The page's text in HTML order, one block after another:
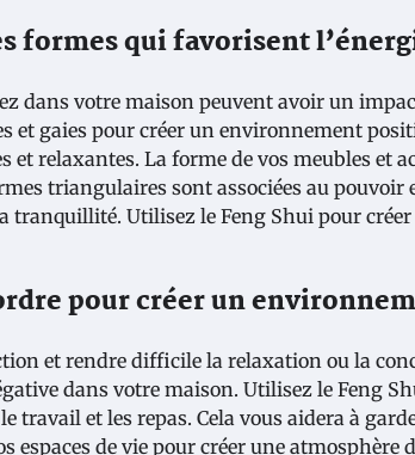
formes qui favorisent
dans votre maison peuvent avoir un
et gaies pour créer un environnement
et relaxantes. La forme de vos meubles et
triangulaires sont associées au pouvoir
tranquillité. Utilisez le Feng Shui pour
pour créer un
et rendre difficile la relaxation ou la
dans votre maison. Utilisez le Feng
travail et les repas. Cela vous aidera à
espaces de vie pour créer une atmosphère